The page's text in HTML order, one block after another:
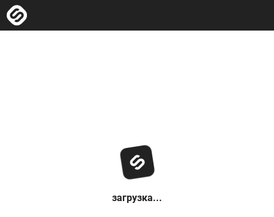
загрузка...